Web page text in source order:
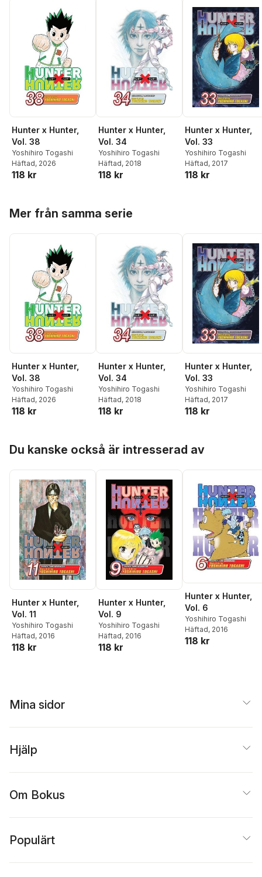
Hunter x Hunter,
Vol. 38
Yoshihiro Togashi
Häftad, 2026
118 kr
Hunter x Hunter,
Vol. 34
Yoshihiro Togashi
Häftad, 2018
118 kr
Hunter x Hunter,
Vol. 33
Yoshihiro Togashi
Häftad, 2017
118 kr
Mer från samma serie
Hunter x Hunter,
Vol. 38
Yoshihiro Togashi
Häftad, 2026
118 kr
Hunter x Hunter,
Vol. 34
Yoshihiro Togashi
Häftad, 2018
118 kr
Hunter x Hunter,
Vol. 33
Yoshihiro Togashi
Häftad, 2017
118 kr
Du kanske också är intresserad av
Hunter x Hunter,
Vol. 11
Yoshihiro Togashi
Häftad, 2016
118 kr
Hunter x Hunter,
Vol. 9
Yoshihiro Togashi
Häftad, 2016
118 kr
Hunter x Hunter,
Vol. 6
Yoshihiro Togashi
Häftad, 2016
118 kr
Mina sidor
Hjälp
Om Bokus
Populärt